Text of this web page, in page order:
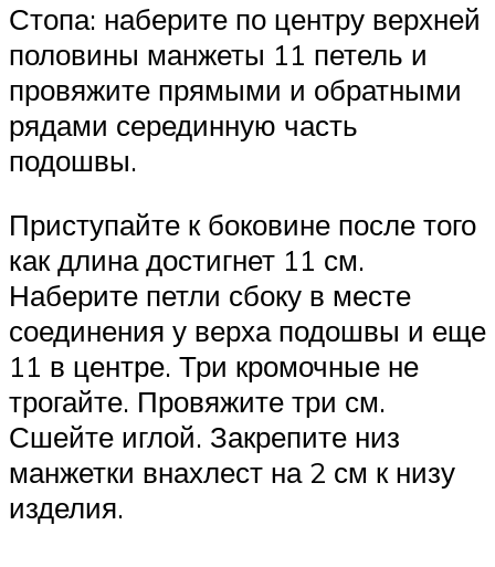
Стопа: наберите по центру верхней
половины манжеты 11 петель и
провяжите прямыми и обратными
рядами серединную часть
подошвы.
Приступайте к боковине после того
как длина достигнет 11 см.
Наберите петли сбоку в месте
соединения у верха подошвы и еще
11 в центре. Три кромочные не
трогайте. Провяжите три см.
Сшейте иглой. Закрепите низ
манжетки внахлест на 2 см к низу
изделия.